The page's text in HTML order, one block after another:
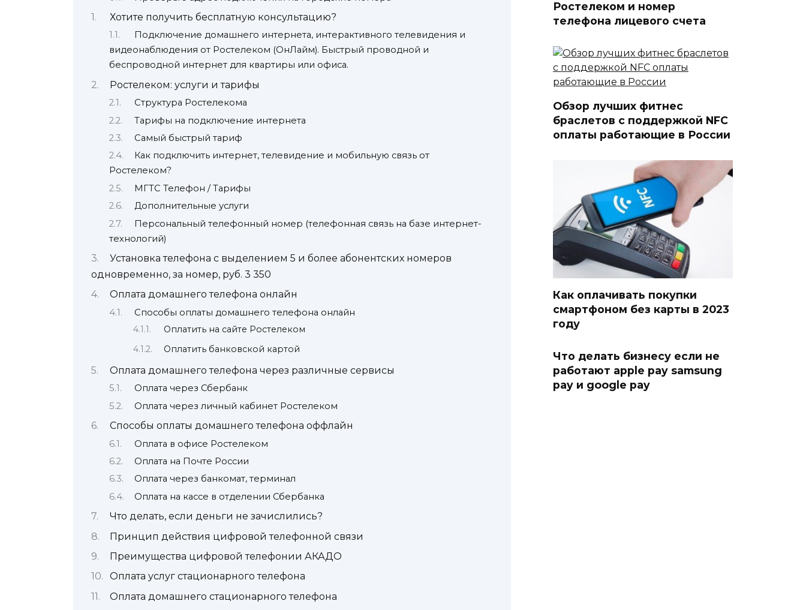
Хотите получить бесплатную консультацию?
Подключение домашнего интернета, интерактивного телевидения и
видеонаблюдения от Ростелеком (ОнЛайм). Быстрый проводной и
беспроводной интернет для квартиры или офиса.
Ростелеком: услуги и тарифы
Структура Ростелекома
Тарифы на подключение интернета
Самый быстрый тариф
Как подключить интернет, телевидение и мобильную связь от
Ростелеком?
МГТС Телефон / Тарифы
Дополнительные услуги
Персональный телефонный номер (телефонная связь на базе интернет-
технологий)
Установка телефона с выделением 5 и более абонентских номеров
одновременно, за номер, руб. 3 350
Оплата домашнего телефона онлайн
Способы оплаты домашнего телефона онлайн
Оплатить на сайте Ростелеком
Оплатить банковской картой
Оплата домашнего телефона через различные сервисы
Оплата через Сбербанк
Оплата через личный кабинет Ростелеком
Способы оплаты домашнего телефона оффлайн
Оплата в офисе Ростелеком
Оплата на Почте России
Оплата через банкомат, терминал
Оплата на кассе в отделении Сбербанка
Что делать, если деньги не зачислились?
Принцип действия цифровой телефонной связи
Преимущества цифровой телефонии АКАДО
Оплата услуг стационарного телефона
Оплата домашнего стационарного телефона
Ростелеком и номер
телефона лицевого счета
Обзор лучших фитнес
браслетов с поддержкой NFC
оплаты работающие в России
Как оплачивать покупки
смартфоном без карты в 2023
году
Что делать бизнесу если не
работают apple pay samsung
pay и google pay